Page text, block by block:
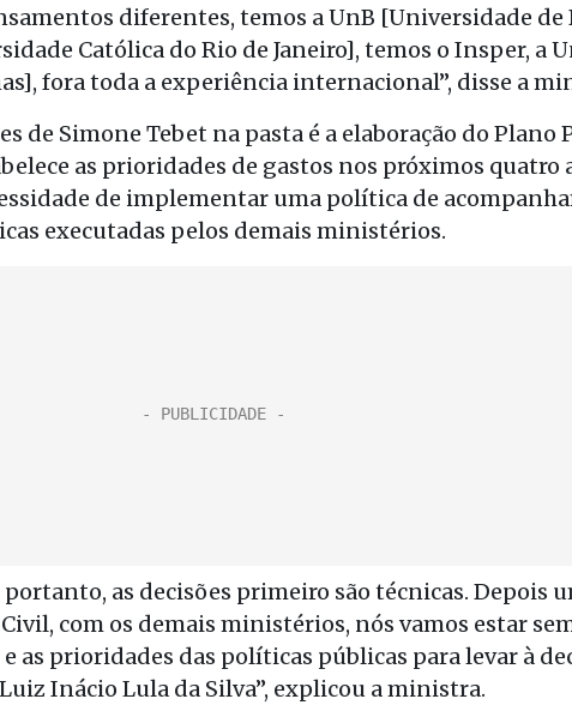
diferentes, temos a UnB [Universidade de
Católica do Rio de Janeiro], temos o Insper, a
fora toda a experiência internacional”, disse a
de Simone Tebet na pasta é a elaboração do Plano
as prioridades de gastos nos próximos quatro
de implementar uma política de
executadas pelos demais ministérios.
as decisões primeiro são técnicas. Depois
com os demais ministérios, nós vamos estar
as prioridades das políticas públicas para levar à
Inácio Lula da Silva”, explicou a ministra.